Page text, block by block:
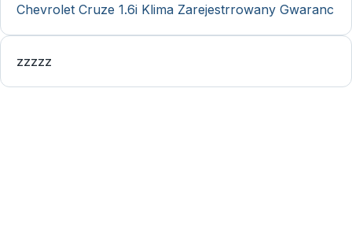
Chevrolet Cruze 1.6i Klima Zarejestrrowany Gwaranc
zzzzz